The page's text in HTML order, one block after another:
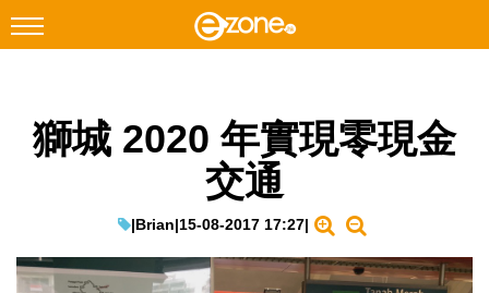
Facebook Instagram
遊戲動漫
獅城 2020 年實現零現金
交通
|Brian|15-08-2017 17:27|